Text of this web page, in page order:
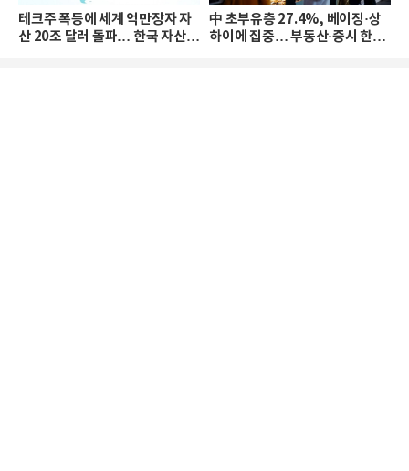
테크주 폭등에 세계 억만장자 자
산 20조 달러 돌파… 한국 자산
中 초부유층 27.4%, 베이징·상
하이에 집중… 부동산·증시 한파